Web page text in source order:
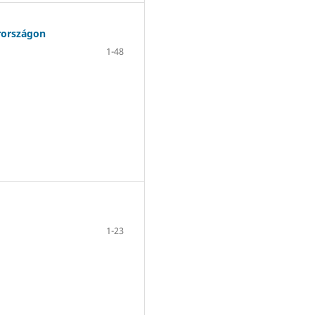
1-48
1-23